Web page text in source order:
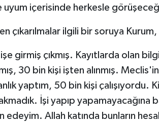
uyum içerisinde herkesle
çıkarılmalar ilgili bir soruya
girmiş çıkmış. Kayıtlarda olan
30 bin kişi işten alınmış.
yaptım, 50 bin kişi çalışıyordu.
İşi yapıp yapamayacağına
edeyim. Allah katında bunların